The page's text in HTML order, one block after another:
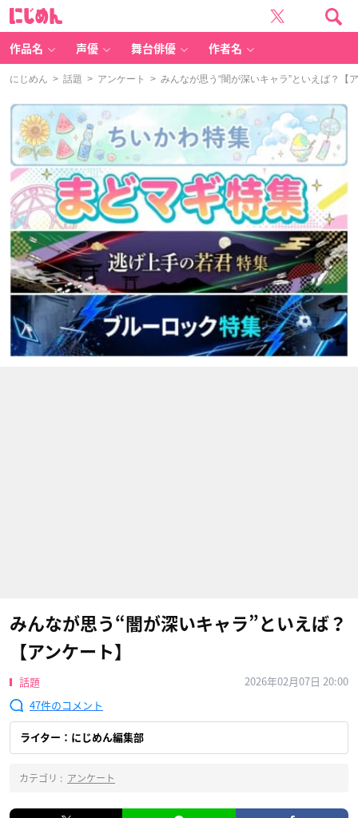
作品名 声優 舞台俳優 作者名
にじめん > 話題 > アンケート > みんなが思う“闇が深いキャラ”といえば？【
みんなが思う“闇が深いキャラ”といえば？
【アンケート】
話題
2026年02月07日 20:00
47
ライター：にじめん編集部
カテゴリ : アンケート